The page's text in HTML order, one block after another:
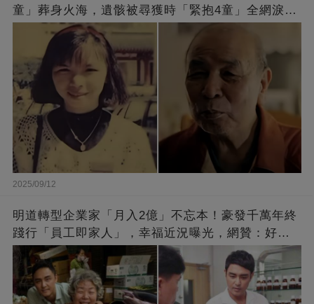
童」葬身火海，遺骸被尋獲時「緊抱4童」全網淚
崩：真正的英雄不該被遺忘
2025/09/12
明道轉型企業家「月入2億」不忘本！豪發千萬年終
踐行「員工即家人」，幸福近況曝光，網贊：好老
闆的福報